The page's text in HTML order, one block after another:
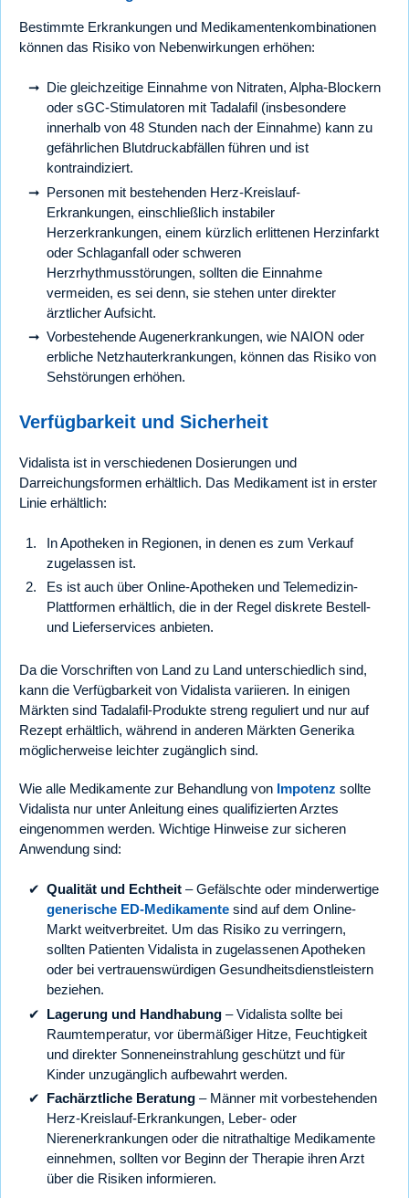
Bestimmte Erkrankungen und Medikamentenkombinationen
können das Risiko von Nebenwirkungen erhöhen:
Die gleichzeitige Einnahme von Nitraten, Alpha-Blockern
oder sGC-Stimulatoren mit Tadalafil (insbesondere
innerhalb von 48 Stunden nach der Einnahme) kann zu
gefährlichen Blutdruckabfällen führen und ist
kontraindiziert.
Personen mit bestehenden Herz-Kreislauf-
Erkrankungen, einschließlich instabiler
Herzerkrankungen, einem kürzlich erlittenen Herzinfarkt
oder Schlaganfall oder schweren
Herzrhythmusstörungen, sollten die Einnahme
vermeiden, es sei denn, sie stehen unter direkter
ärztlicher Aufsicht.
Vorbestehende Augenerkrankungen, wie NAION oder
erbliche Netzhauterkrankungen, können das Risiko von
Sehstörungen erhöhen.
Verfügbarkeit und Sicherheit
Vidalista ist in verschiedenen Dosierungen und
Darreichungsformen erhältlich. Das Medikament ist in erster
Linie erhältlich:
In Apotheken in Regionen, in denen es zum Verkauf
zugelassen ist.
Es ist auch über Online-Apotheken und Telemedizin-
Plattformen erhältlich, die in der Regel diskrete Bestell-
und Lieferservices anbieten.
Da die Vorschriften von Land zu Land unterschiedlich sind,
kann die Verfügbarkeit von Vidalista variieren. In einigen
Märkten sind Tadalafil-Produkte streng reguliert und nur auf
Rezept erhältlich, während in anderen Märkten Generika
möglicherweise leichter zugänglich sind.
Wie alle Medikamente zur Behandlung von Impotenz sollte
Vidalista nur unter Anleitung eines qualifizierten Arztes
eingenommen werden. Wichtige Hinweise zur sicheren
Anwendung sind:
Qualität und Echtheit – Gefälschte oder minderwertige
generische ED-Medikamente sind auf dem Online-
Markt weitverbreitet. Um das Risiko zu verringern,
sollten Patienten Vidalista in zugelassenen Apotheken
oder bei vertrauenswürdigen Gesundheitsdienstleistern
beziehen.
Lagerung und Handhabung – Vidalista sollte bei
Raumtemperatur, vor übermäßiger Hitze, Feuchtigkeit
und direkter Sonneneinstrahlung geschützt und für
Kinder unzugänglich aufbewahrt werden.
Fachärztliche Beratung – Männer mit vorbestehenden
Herz-Kreislauf-Erkrankungen, Leber- oder
Nierenerkrankungen oder die nitrathaltige Medikamente
einnehmen, sollten vor Beginn der Therapie ihren Arzt
über die Risiken informieren.